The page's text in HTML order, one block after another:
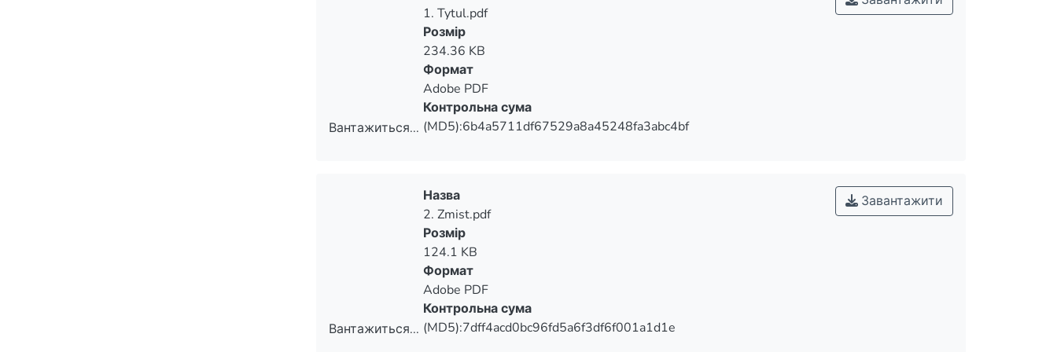
Вантажиться...
1. Tytul.pdf
Розмір
234.36 KB
Формат
Adobe PDF
Контрольна сума
(MD5):6b4a5711df67529a8a45248fa3abc4bf
Вантажиться...
Завантажити
Назва
2. Zmist.pdf
Розмір
124.1 KB
Формат
Adobe PDF
Контрольна сума
(MD5):7dff4acd0bc96fd5a6f3df6f001a1d1e